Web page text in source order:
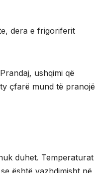
dera e frigoriferit
ushqimi që
çfarë mund të pranojë
duhet. Temperaturat